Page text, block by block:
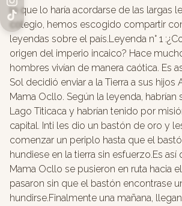
lo que lo haría acordarse de las largas
colegio, hemos escogido compartir
leyendas sobre el país.Leyenda n° 1
origen del imperio incaico? Hace
hombres vivían de manera caótica. Es
Sol decidió enviar a la Tierra a sus hijos
Mama Ocllo. Según la leyenda,
Lago Titicaca y habrían tenido por
capital. Inti les dio un bastón de oro y
comenzar un periplo hasta que el
hundiese en la tierra sin esfuerzo.Es así
Mama Ocllo se pusieron en ruta hacia
pasaron sin que el bastón encontrase
hundirse.Finalmente una mañana,